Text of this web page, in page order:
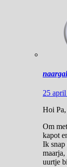
25
Hoi Pa,
Om
kapot
Ik snap
uurtje